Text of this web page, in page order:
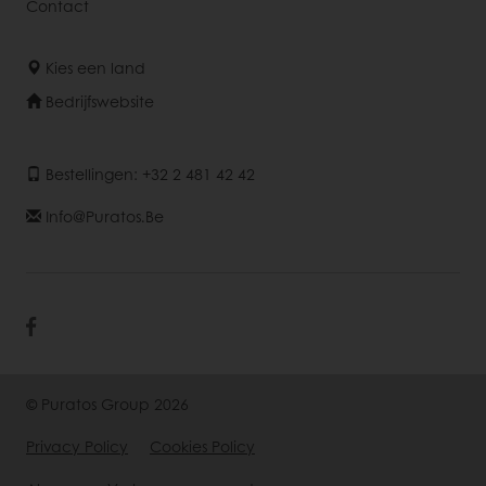
Contact
Kies een land
Bedrijfswebsite
Bestellingen: +32 2 481 42 42
Info@puratos.be
© Puratos Group 2026
Privacy Policy
Cookies Policy